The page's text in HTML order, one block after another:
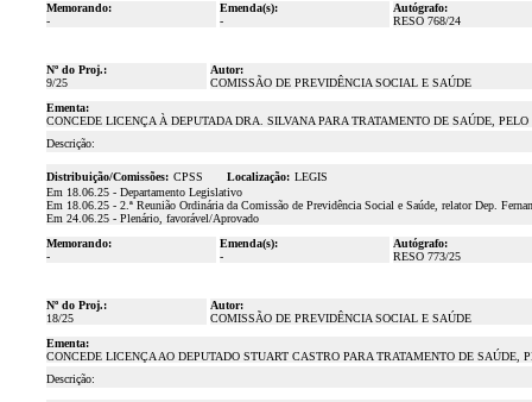
Memorando:
-
Emenda(s):
-
Autógrafo:
RESO 768/24
Nº do Proj.:
9/25
Autor:
COMISSÃO DE PREVIDÊNCIA SOCIAL E SAÚDE
Ementa:
CONCEDE LICENÇA À DEPUTADA DRA. SILVANA PARA TRATAMENTO DE SAÚDE,
Descrição:
Distribuição/Comissões: CPSS Localização: LEGIS
Em 18.06.25 - Departamento Legislativo
Em 18.06.25 - 2.ª Reunião Ordinária da Comissão de Previdência Social e Saúde, relator Dep.
Em 24.06.25 - Plenário, favorável/Aprovado
Memorando:
-
Emenda(s):
-
Autógrafo:
RESO 773/25
Nº do Proj.:
18/25
Autor:
COMISSÃO DE PREVIDÊNCIA SOCIAL E SAÚDE
Ementa:
CONCEDE LICENÇA AO DEPUTADO STUART CASTRO PARA TRATAMENTO DE SAÚDE,
Descrição: